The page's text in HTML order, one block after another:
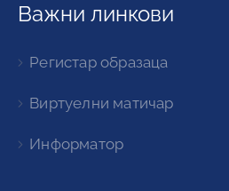
Важни линкови
Регистар образаца
Виртуелни матичар
Информатор